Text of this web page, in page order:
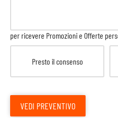
per ricevere Promozioni e Offerte
Presto il consenso
VEDI PREVENTIVO